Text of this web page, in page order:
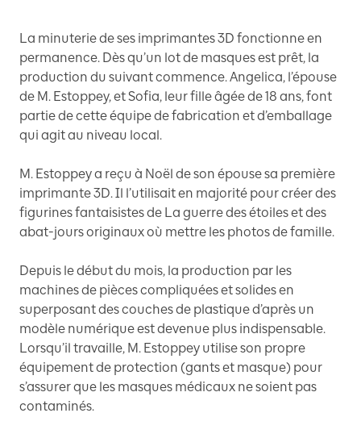
La minuterie de ses imprimantes 3D fonctionne en
permanence. Dès qu’un lot de masques est prêt, la
production du suivant commence. Angelica, l’épouse
de M. Estoppey, et Sofia, leur fille âgée de 18 ans, font
partie de cette équipe de fabrication et d’emballage
qui agit au niveau local.
M. Estoppey a reçu à Noël de son épouse sa première
imprimante 3D. Il l’utilisait en majorité pour créer des
figurines fantaisistes de La guerre des étoiles et des
abat-jours originaux où mettre les photos de famille.
Depuis le début du mois, la production par les
machines de pièces compliquées et solides en
superposant des couches de plastique d’après un
modèle numérique est devenue plus indispensable.
Lorsqu’il travaille, M. Estoppey utilise son propre
équipement de protection (gants et masque) pour
s’assurer que les masques médicaux ne soient pas
contaminés.